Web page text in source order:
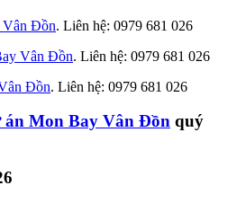
Vân Đồn. Liên hệ: 0979 681 026
Vân Đồn. Liên hệ: 0979 681 026
Đồn. Liên hệ: 0979 681 026
án Mon Bay Vân Đồn quý